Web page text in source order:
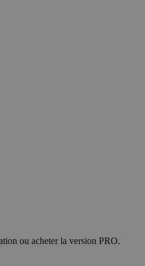
ou acheter la version PRO.